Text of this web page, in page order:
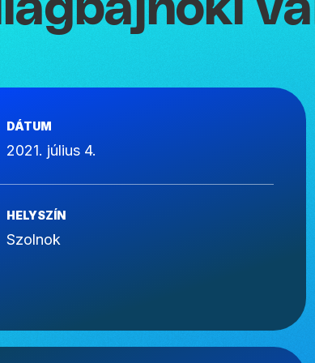
DÁTUM
2021. július 4.
HELYSZÍN
Szolnok